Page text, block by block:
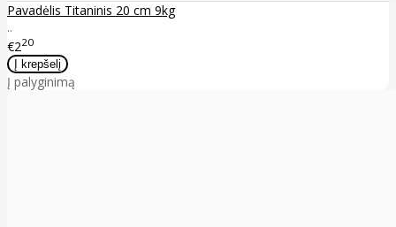
Pavadėlis Titaninis 20 cm 9kg
..
€220
Į palyginimą